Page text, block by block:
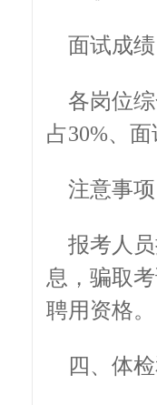
面试成
各岗位
占30%、
注意事项
报考人
息，骗取
聘用资格。
四、体